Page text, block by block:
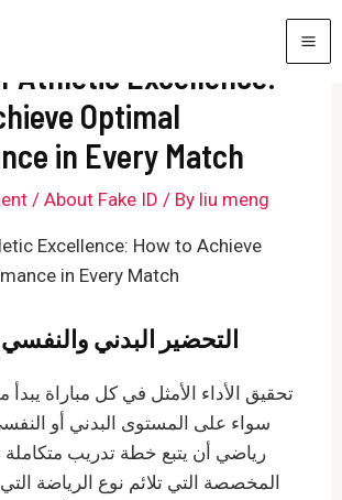
Athletic Excellence:
Optimal
in Every Match
/About Fake ID / By liu meng
Excellence: How to Achieve
in Every Match
التحضير البدني والنفسي
تحقيق الأداء الأمثل في كل مباراة يبدأ
سواء على المستوى البدني أو
رياضي أن يتبع خطة تدريب متكاملة
المخصصة التي تلائم نوع الرياضة